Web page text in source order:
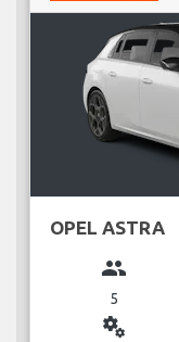
OPEL ASTRA
group
5
miscellaneous_services